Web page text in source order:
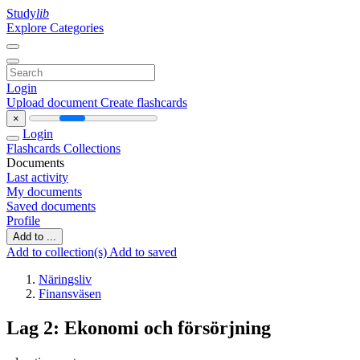
Studylib
Explore Categories
Login
Upload document Create flashcards
×
Login
Flashcards Collections
Documents
Last activity
My documents
Saved documents
Profile
Add to ...
Add to collection(s) Add to saved
Näringsliv
Finansväsen
Lag 2: Ekonomi och försörjning